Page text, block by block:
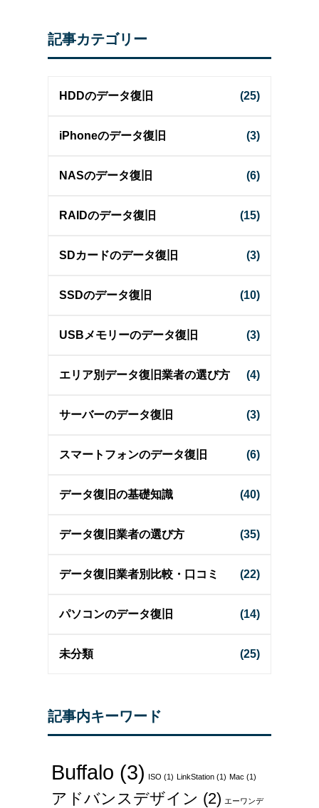
記事カテゴリー
HDDのデータ復旧 (25)
iPhoneのデータ復旧 (3)
NASのデータ復旧 (6)
RAIDのデータ復旧 (15)
SDカードのデータ復旧 (3)
SSDのデータ復旧 (10)
USBメモリーのデータ復旧 (3)
エリア別データ復旧業者の選び方 (4)
サーバーのデータ復旧 (3)
スマートフォンのデータ復旧 (6)
データ復旧の基礎知識 (40)
データ復旧業者の選び方 (35)
データ復旧業者別比較・口コミ (22)
パソコンのデータ復旧 (14)
未分類 (25)
記事内キーワード
Buffalo (3) ISO (1) LinkStation (1) Mac (1)
アドバンスデザイン (2) エーワンデ